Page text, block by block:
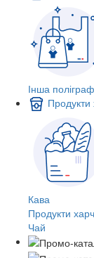
Інша
Продукти
Кава
Продукти
Чай